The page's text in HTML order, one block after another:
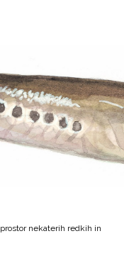
nekaterih redkih in